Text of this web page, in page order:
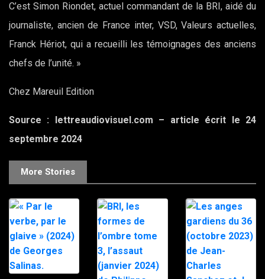
C’est Simon Riondet, actuel commandant de la BRI, aidé du
journaliste, ancien de France inter, VSD, Valeurs actuelles,
Franck Hériot, qui a recueilli les témoignages des anciens
chefs de l’unité. »
Chez Mareuil Edition
Source : lettreaudiovisuel.com – article écrit le 24
septembre 2024
More Stories